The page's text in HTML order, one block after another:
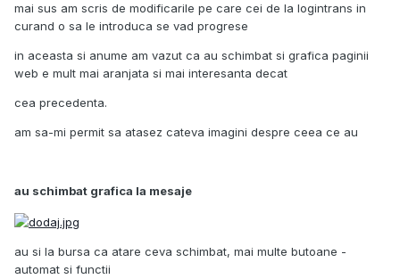
mai sus am scris de modificarile pe care cei de la logintrans in
curand o sa le introduca se vad progrese
in aceasta si anume am vazut ca au schimbat si grafica paginii
web e mult mai aranjata si mai interesanta decat
cea precedenta.
am sa-mi permit sa atasez cateva imagini despre ceea ce au
au schimbat grafica la mesaje
au si la bursa ca atare ceva schimbat, mai multe butoane -
automat si functii